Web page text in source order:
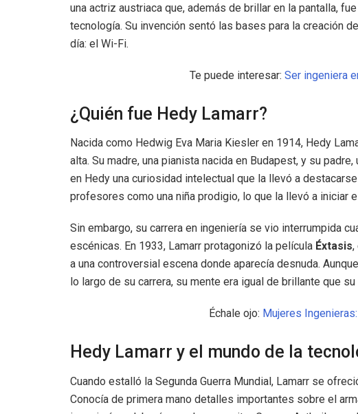
una actriz austriaca que, además de brillar en la pantalla,
tecnología. Su invención sentó las bases para la creación
día: el Wi-Fi.
Te puede interesar: Ser ingeniera
¿Quién fue Hedy Lamarr?
Nacida como Hedwig Eva Maria Kiesler en 1914, Hedy
alta. Su madre, una pianista nacida en Budapest, y su
en Hedy una curiosidad intelectual que la llevó a
profesores como una niña prodigio, lo que la llevó a iniciar
Sin embargo, su carrera en ingeniería se vio interrumpida
escénicas. En 1933, Lamarr protagonizó la película Éxtasis,
a una controversial escena donde aparecía desnuda.
lo largo de su carrera, su mente era igual de brillante que
Échale ojo: Mujeres
Hedy Lamarr y el mundo de la
Cuando estalló la Segunda Guerra Mundial, Lamarr se
Conocía de primera mano detalles importantes sobre el